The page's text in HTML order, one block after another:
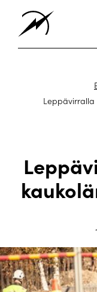
Leppävirralla